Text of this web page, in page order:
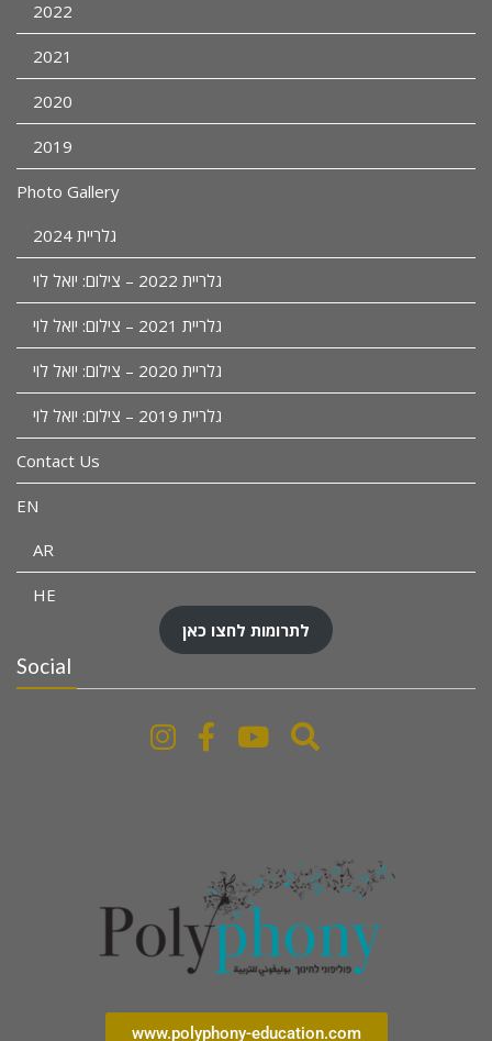
2022
2021
2020
2019
Photo Gallery
גלריית 2024
גלריית 2022 – צילום: יואל לוי
גלריית 2021 – צילום: יואל לוי
גלריית 2020 – צילום: יואל לוי
גלריית 2019 – צילום: יואל לוי
Contact Us
EN
AR
HE
לתרומות לחצו כאן
Social
www.polyphony-education.com